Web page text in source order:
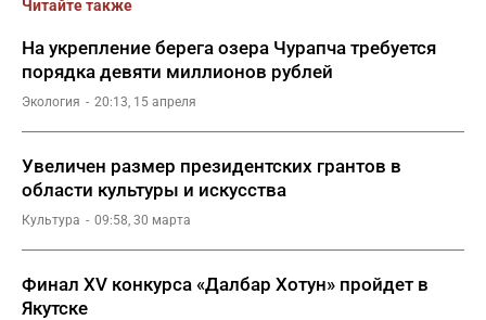
Читайте также
На укрепление берега озера Чурапча требуется
порядка девяти миллионов рублей
Экология 20:13, 15 апреля
Увеличен размер президентских грантов в
области культуры и искусства
Культура 09:58, 30 марта
Финал XV конкурса «Далбар Хотун» пройдет в
Якутске